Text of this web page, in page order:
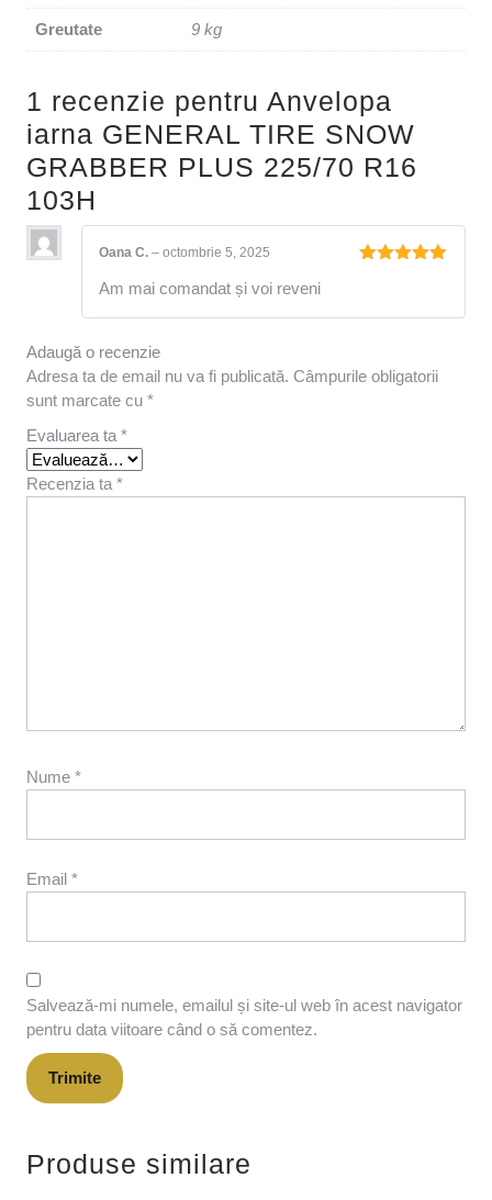
Greutate 9 kg
1 recenzie pentru Anvelopa
iarna GENERAL TIRE SNOW
GRABBER PLUS 225/70 R16
103H
Oana C. – octombrie 5, 2025
Am mai comandat și voi reveni
Adaugă o recenzie
Adresa ta de email nu va fi publicată. Câmpurile obligatorii
sunt marcate cu *
Evaluarea ta *
Recenzia ta *
Nume *
Email *
Salvează-mi numele, emailul și site-ul web în acest navigator
pentru data viitoare când o să comentez.
Produse similare